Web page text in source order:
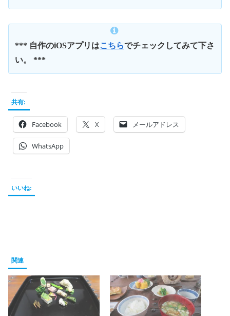
*** 自作のiOSアプリはこちらでチェックしてみて下さ
い。 ***
共有:
Facebook X メールアドレス
WhatsApp
いいね:
関連